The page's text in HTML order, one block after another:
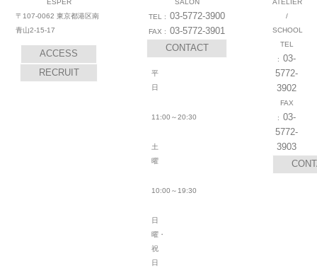
ESPER
〒107-0062 東京都港区南
青山2-15-17
ACCESS
RECRUIT
SALON
03-5772-3900
03-5772-3901
CONTACT
平
日
11:00～20:30
土
曜
10:00～19:30
日
曜・
祝
日
ATELIER
/
SCHOOL
03-
5772-
3902
03-
5772-
3903